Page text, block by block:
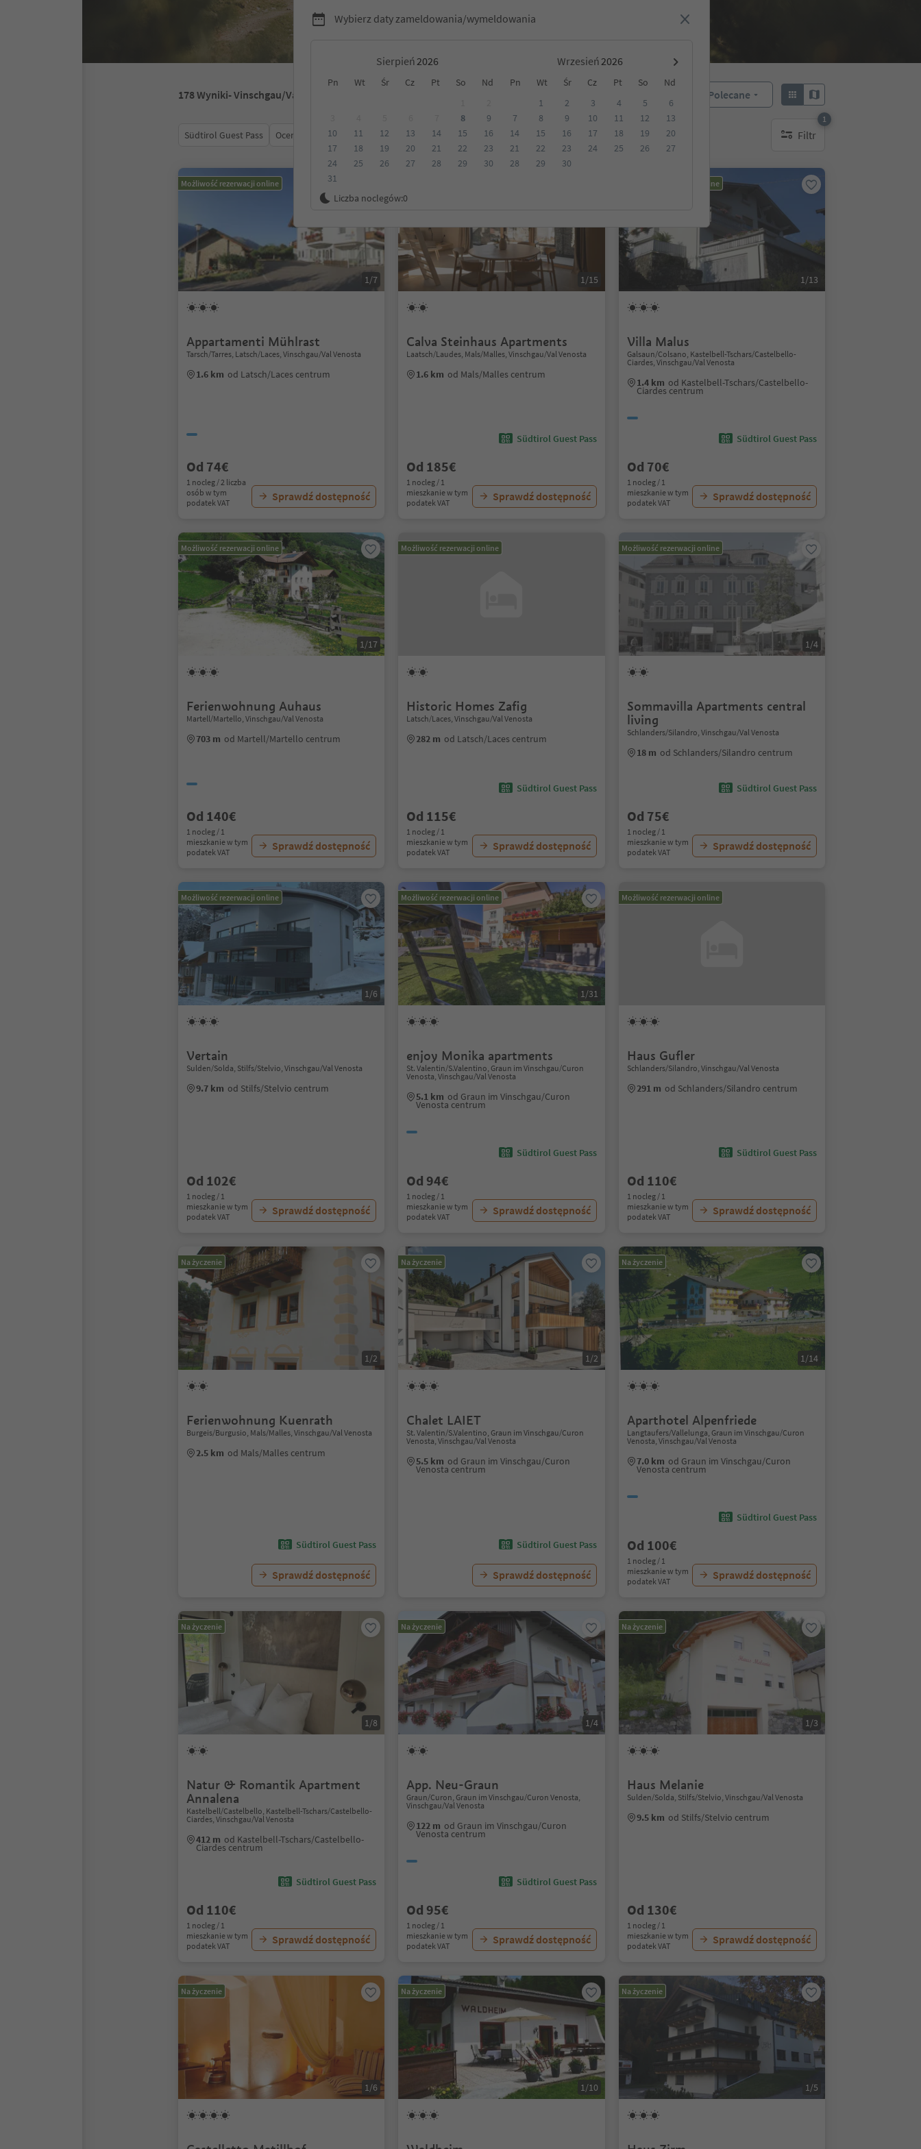
Wybierz daty zameldowania/wymeldowania
Sierpień Wrzesień
Pn Wt Śr Cz Pt So Nd Pn Wt Śr Cz Pt So
Nd
8
9
10
11 12 13 14 15
16
17
18 19 20 21 22
23
24
25 26 27 28 29
30
31
1 2 3 4 5
6
7
8 9 10 11 12
13
14
15 16 17 18 19
20
21
22 23 24 25 26
27
28
29 30
Liczba noclegów:0
178Wyniki- Vinschgau/Val Venosta Polecane
Südtirol Guest Pass Ocena Kategoria Opcje wyżywienia Ekologiczne zakwaterowanie Filtr
1
1 aktywny filtr
Możliwość rezerwacji online
1/7
Appartamenti Mühlrast
Tarsch/Tarres, Latsch/Laces, Vinschgau/Val Venosta
1.6 km od Latsch/Laces centrum
Od 74€
1 nocleg / 2 liczba
osób w tym
podatek VAT
Sprawdź dostępność
1/15
Calva Steinhaus Apartments
Laatsch/Laudes, Mals/Malles, Vinschgau/Val Venosta
1.6 km od Mals/Malles centrum
Südtirol Guest Pass
Od 185€
1 nocleg / 1
mieszkanie w tym
podatek VAT
Sprawdź dostępność
Możliwość rezerwacji online
1/13
Villa Malus
Galsaun/Colsano, Kastelbell-Tschars/Castelbello-
Ciardes, Vinschgau/Val Venosta
1.4 km od Kastelbell-Tschars/Castelbello-
Ciardes centrum
Südtirol Guest Pass
Od 70€
1 nocleg / 1
mieszkanie w tym
podatek VAT
Sprawdź dostępność
Możliwość rezerwacji online
1/17
Ferienwohnung Auhaus
Martell/Martello, Vinschgau/Val Venosta
703 m od Martell/Martello centrum
Od 140€
1 nocleg / 1
mieszkanie w tym
podatek VAT
Sprawdź dostępność
Możliwość rezerwacji online
Historic Homes Zafig
Latsch/Laces, Vinschgau/Val Venosta
282 m od Latsch/Laces centrum
Südtirol Guest Pass
Od 115€
1 nocleg / 1
mieszkanie w tym
podatek VAT
Sprawdź dostępność
Możliwość rezerwacji online
1/4
Sommavilla Apartments central
living
Schlanders/Silandro, Vinschgau/Val Venosta
18 m od Schlanders/Silandro centrum
Südtirol Guest Pass
Od 75€
1 nocleg / 1
mieszkanie w tym
podatek VAT
Sprawdź dostępność
Możliwość rezerwacji online
1/6
Vertain
Sulden/Solda, Stilfs/Stelvio, Vinschgau/Val Venosta
9.7 km od Stilfs/Stelvio centrum
Od 102€
1 nocleg / 1
mieszkanie w tym
podatek VAT
Sprawdź dostępność
Możliwość rezerwacji online
1/31
enjoy Monika apartments
St. Valentin/S.Valentino, Graun im Vinschgau/Curon
Venosta, Vinschgau/Val Venosta
5.1 km od Graun im Vinschgau/Curon
Venosta centrum
Südtirol Guest Pass
Od 94€
1 nocleg / 1
mieszkanie w tym
podatek VAT
Sprawdź dostępność
Możliwość rezerwacji online
Haus Gufler
Schlanders/Silandro, Vinschgau/Val Venosta
291 m od Schlanders/Silandro centrum
Südtirol Guest Pass
Od 110€
1 nocleg / 1
mieszkanie w tym
podatek VAT
Sprawdź dostępność
Na życzenie
1/2
Ferienwohnung Kuenrath
Burgeis/Burgusio, Mals/Malles, Vinschgau/Val Venosta
2.5 km od Mals/Malles centrum
Südtirol Guest Pass
Sprawdź dostępność
Na życzenie
1/2
Chalet LAIET
St. Valentin/S.Valentino, Graun im Vinschgau/Curon
Venosta, Vinschgau/Val Venosta
5.5 km od Graun im Vinschgau/Curon
Venosta centrum
Südtirol Guest Pass
Sprawdź dostępność
Na życzenie
1/14
Aparthotel Alpenfriede
Langtaufers/Vallelunga, Graun im Vinschgau/Curon
Venosta, Vinschgau/Val Venosta
7.0 km od Graun im Vinschgau/Curon
Venosta centrum
Südtirol Guest Pass
Od 100€
1 nocleg / 1
mieszkanie w tym
podatek VAT
Sprawdź dostępność
Na życzenie
1/8
Natur & Romantik Apartment
Annalena
Kastelbell/Castelbello, Kastelbell-Tschars/Castelbello-
Ciardes, Vinschgau/Val Venosta
412 m od Kastelbell-Tschars/Castelbello-
Ciardes centrum
Südtirol Guest Pass
Od 110€
1 nocleg / 1
mieszkanie w tym
podatek VAT
Sprawdź dostępność
Na życzenie
1/4
App. Neu-Graun
Graun/Curon, Graun im Vinschgau/Curon Venosta,
Vinschgau/Val Venosta
122 m od Graun im Vinschgau/Curon
Venosta centrum
Südtirol Guest Pass
Od 95€
1 nocleg / 1
mieszkanie w tym
podatek VAT
Sprawdź dostępność
Na życzenie
1/3
Haus Melanie
Sulden/Solda, Stilfs/Stelvio, Vinschgau/Val Venosta
9.5 km od Stilfs/Stelvio centrum
Od 130€
1 nocleg / 1
mieszkanie w tym
podatek VAT
Sprawdź dostępność
Na życzenie
1/6
Na życzenie
1/10
Na życzenie
1/5